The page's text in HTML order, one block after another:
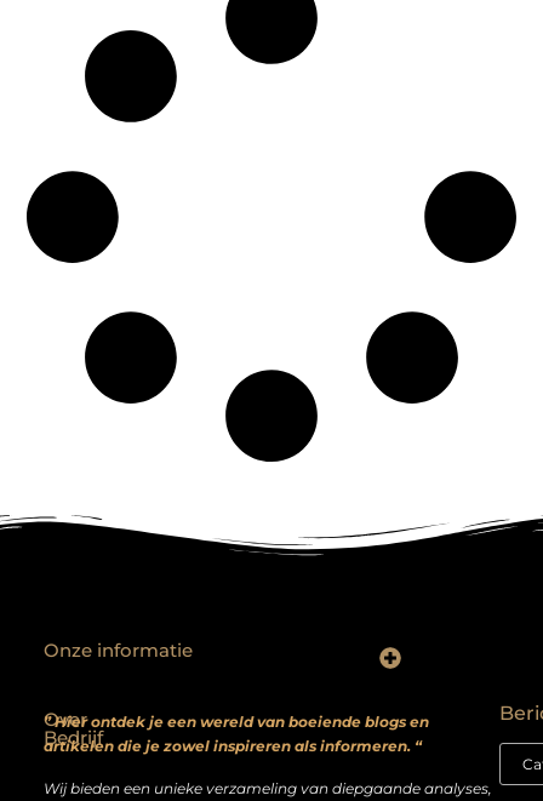
Over
Bedrijf
” Hier ontdek je een wereld van boeiende blogs en
artikelen die je zowel inspireren als informeren. “
Wij bieden een unieke verzameling van diepgaande analyses,
Onze informatie